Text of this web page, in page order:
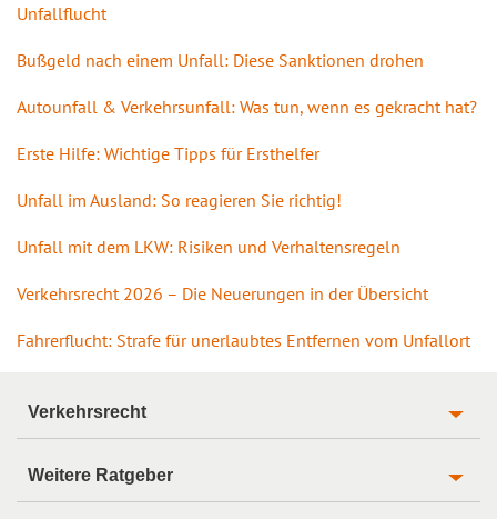
Unfallflucht
Bußgeld nach einem Unfall: Diese Sanktionen drohen
Autounfall & Verkehrsunfall: Was tun, wenn es gekracht hat?
Erste Hilfe: Wichtige Tipps für Ersthelfer
Unfall im Ausland: So reagieren Sie richtig!
Unfall mit dem LKW: Risiken und Verhaltensregeln
Verkehrsrecht 2026 – Die Neuerungen in der Übersicht
Fahrerflucht: Strafe für unerlaubtes Entfernen vom Unfallort
Verkehrsrecht
Weitere Ratgeber